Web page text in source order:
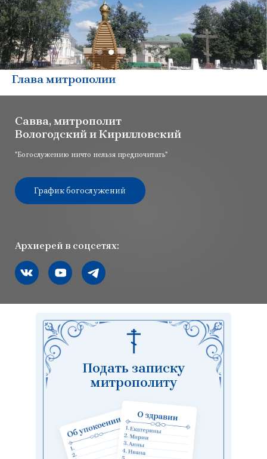
Глава митрополии
Савва, митрополит
Вологодский и Кирилловский
"Богослужению ничто нельзя предпочитать"
График богослужений
Архиерей в соцсетях:
Мы вконтакте
Мы в youtubeМы в telegram
Подать записку
митрополиту